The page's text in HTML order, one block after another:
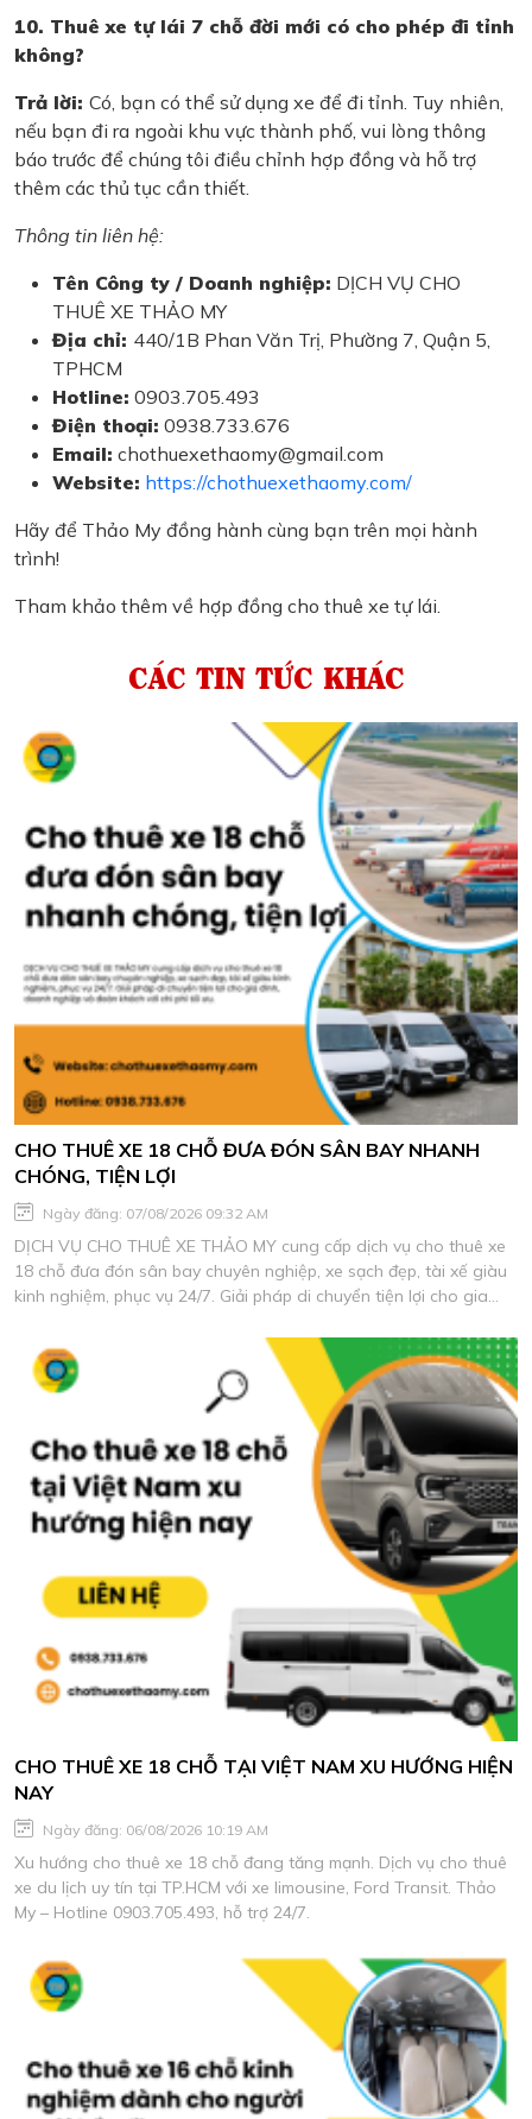
10. Thuê xe tự lái 7 chỗ đời mới có cho phép đi tỉnh
không?
Trả lời: Có, bạn có thể sử dụng xe để đi tỉnh. Tuy nhiên,
nếu bạn đi ra ngoài khu vực thành phố, vui lòng thông
báo trước để chúng tôi điều chỉnh hợp đồng và hỗ trợ
thêm các thủ tục cần thiết.
Thông tin liên hệ:
Tên Công ty / Doanh nghiệp: DỊCH VỤ CHO
THUÊ XE THẢO MY
Địa chỉ: 440/1B Phan Văn Trị, Phường 7, Quận 5,
TPHCM
Hotline: 0903.705.493
Điện thoại: 0938.733.676
Email: chothuexethaomy@gmail.com
Website: https://chothuexethaomy.com/
Hãy để Thảo My đồng hành cùng bạn trên mọi hành
trình!
Tham khảo thêm về hợp đồng cho thuê xe tự lái.
CÁC TIN TỨC KHÁC
CHO THUÊ XE 18 CHỖ ĐƯA ĐÓN SÂN BAY NHANH
CHÓNG, TIỆN LỢI
Ngày đăng: 07/08/2026 09:32 AM
DỊCH VỤ CHO THUÊ XE THẢO MY cung cấp dịch vụ cho thuê xe
18 chỗ đưa đón sân bay chuyên nghiệp, xe sạch đẹp, tài xế giàu
kinh nghiệm, phục vụ 24/7. Giải pháp di chuyển tiện lợi cho gia
CHO THUÊ XE 18 CHỖ TẠI VIỆT NAM XU HƯỚNG HIỆN
NAY
Ngày đăng: 06/08/2026 10:19 AM
Xu hướng cho thuê xe 18 chỗ đang tăng mạnh. Dịch vụ cho thuê
xe du lịch uy tín tại TP.HCM với xe limousine, Ford Transit. Thảo
My – Hotline 0903.705.493, hỗ trợ 24/7.